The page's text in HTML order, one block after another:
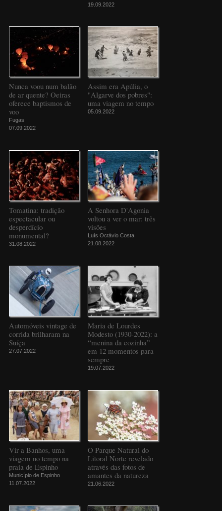
19.09.2022
Nunca voou num balão
de ar quente? Oeiras
oferece baptismos de
voo
Fugas
07.09.2022
Assim era Apúlia, o
"Algarve dos pobres":
uma viagem no tempo
05.09.2022
Tomatina: tradição
espectacular ou
desperdício
monumental?
31.08.2022
A Senhora D'Agonia
voltou a ver o mar: três
visões
Luís Octávio Costa
21.08.2022
Automóveis vintage de
corrida brilharam na
Suíça
27.07.2022
Maria de Lourdes
Modesto (1930-2022): a
“menina da cozinha”
em 12 momentos para
sempre
19.07.2022
Vir a Banhos, uma
viagem no tempo na
praia de Espinho
Município de Espinho
11.07.2022
O Parque Natural do
Litoral Norte revelado
através das fotos de
amantes da natureza
21.06.2022